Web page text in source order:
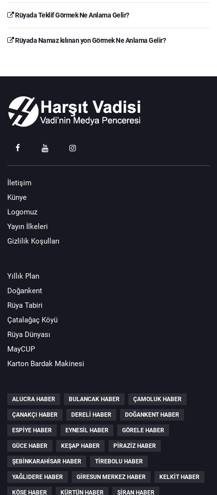
Rüyada Teklif Görmek Ne Anlama Gelir?
Rüyada Namaz kılınan yon Görmek Ne Anlama Gelir?
İletişim
Künye
Logomuz
Yayın İlkeleri
Gizlilik Koşulları
Yıllık Plan
Doğankent
Rüya Tabiri
Çatalağaç Köyü
Rüya Dünyası
MayCUP
Karton Bardak Makinesi
ALUCRA HABER BULANCAK HABER ÇAMOLUK HABER
ÇANAKÇI HABER DERELI HABER DOĞANKENT HABER
ESPIYE HABER EYNESIL HABER GÖRELE HABER
GÜCE HABER KEŞAP HABER PIRAZIZ HABER
ŞEBINKARAHISAR HABER TIREBOLU HABER
YAĞLIDERE HABER GIRESUN MERKEZ HABER KELKIT HABER
KÖSE HABER KÜRTÜN HABER ŞIRAN HABER